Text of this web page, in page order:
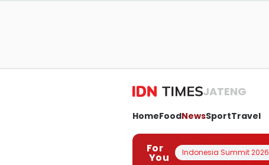
JATENG
HomeFoodNewsSportTravel
For
You Indonesia Summit 2026